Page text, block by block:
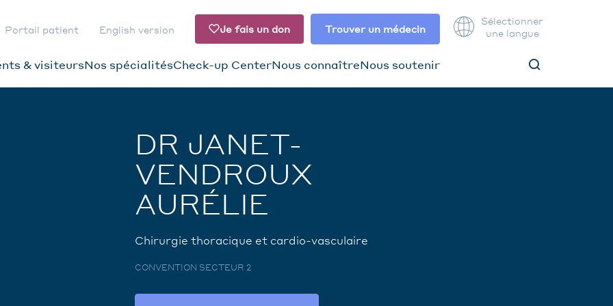
Portail patient English version Je fais un don Trouver un médecin
Sélectionner
une langue
& visiteursNos spécialitésCheck-up CenterNous connaîtreNous soutenir
DR JANET-
VENDROUX
AURÉLIE
Chirurgie thoracique et cardio-vasculaire
CONVENTION SECTEUR 2